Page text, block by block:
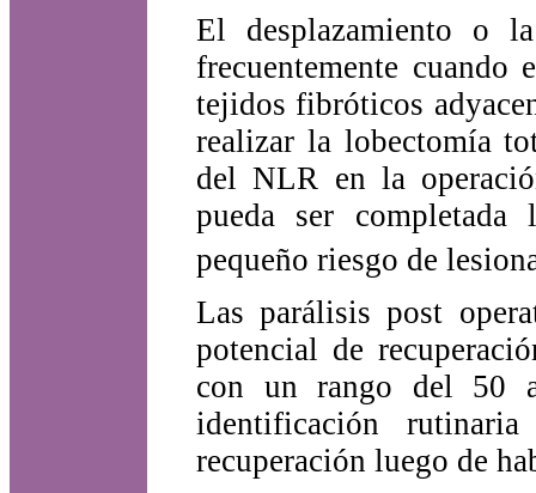
El desplazamiento o
frecuentemente cuando
tejidos fibróticos
realizar la lobectomía
del NLR en la
pueda ser
pequeño riesgo de
Las parálisis post
potencial de
con un rango del 50
identificación
recuperación luego de